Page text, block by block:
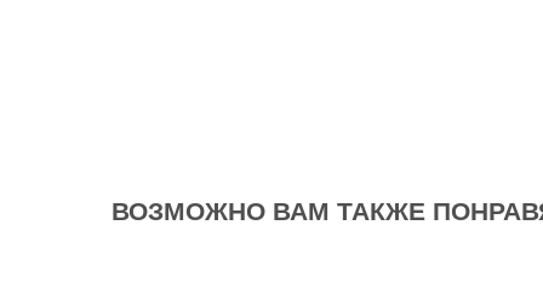
ВОЗМОЖНО ВАМ ТАКЖЕ